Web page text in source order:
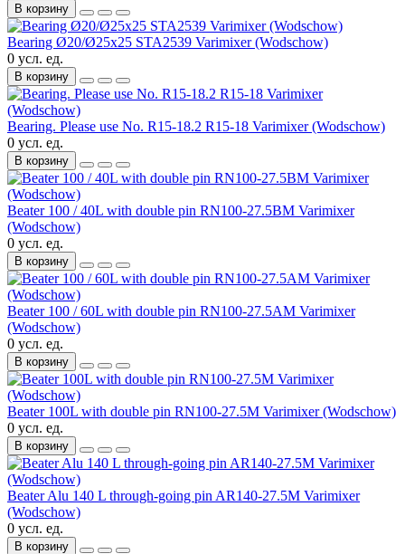
В корзину
Bearing Ø20/Ø25x25 STA2539 Varimixer (Wodschow)
0 усл. ед.
В корзину
Bearing. Please use No. R15-18.2 R15-18 Varimixer (Wodschow)
0 усл. ед.
В корзину
Beater 100 / 40L with double pin RN100-27.5BM Varimixer
(Wodschow)
0 усл. ед.
В корзину
Beater 100 / 60L with double pin RN100-27.5AM Varimixer
(Wodschow)
0 усл. ед.
В корзину
Beater 100L with double pin RN100-27.5M Varimixer (Wodschow)
0 усл. ед.
В корзину
Beater Alu 140 L through-going pin AR140-27.5M Varimixer
(Wodschow)
0 усл. ед.
В корзину